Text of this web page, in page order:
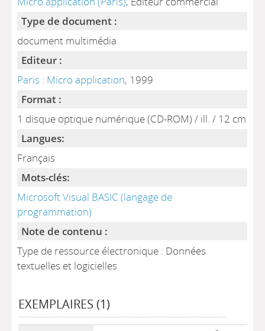
Type de document :
document multimédia
Editeur :
Paris : Micro application, 1999
Format :
1 disque optique numérique (CD-ROM) / ill. / 12 cm
Langues:
Français
Mots-clés:
Microsoft Visual BASIC (langage de
programmation)
Note de contenu :
Type de ressource électronique : Données
textuelles et logicielles
EXEMPLAIRES (1)